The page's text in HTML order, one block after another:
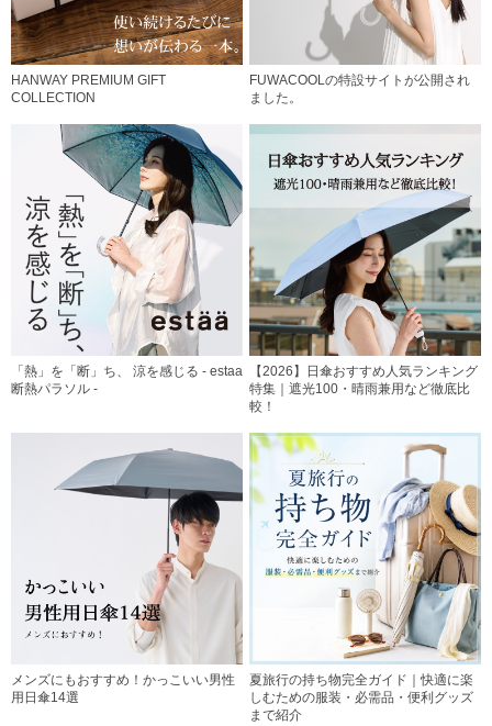
HANWAY PREMIUM GIFT
COLLECTION
FUWACOOLの特設サイトが公開され
ました。
「熱」を「断」ち、 涼を感じる - estaa
断熱パラソル -
【2026】日傘おすすめ人気ランキング
特集｜遮光100・晴雨兼用など徹底比
較！
メンズにもおすすめ！かっこいい男性
用日傘14選
夏旅行の持ち物完全ガイド｜快適に楽
しむための服装・必需品・便利グッズ
まで紹介